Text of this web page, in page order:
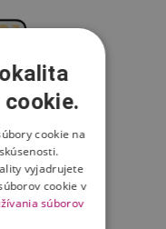
cookie na
vyjadrujete
cookie v
súborov